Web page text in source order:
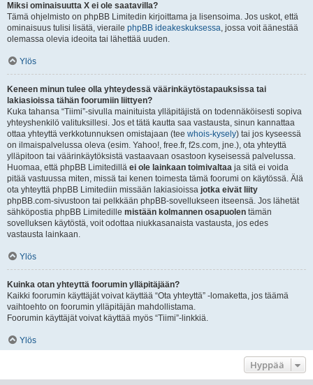
Miksi ominaisuutta X ei ole saatavilla?
Tämä ohjelmisto on phpBB Limitedin kirjoittama ja lisensoima. Jos uskot, että
ominaisuus tulisi lisätä, vieraile phpBB ideakeskuksessa, jossa voit äänestää
olemassa olevia ideoita tai lähettää uuden.
Ylös
Keneen minun tulee olla yhteydessä väärinkäytöstapauksissa tai
lakiasioissa tähän foorumiin liittyen?
Kuka tahansa “Tiimi”-sivulla mainituista ylläpitäjistä on todennäköisesti sopiva
yhteyshenkilö valituksillesi. Jos et tätä kautta saa vastausta, sinun kannattaa
ottaa yhteyttä verkkotunnuksen omistajaan (tee whois-kysely) tai jos kyseessä
on ilmaispalvelussa oleva (esim. Yahoo!, free.fr, f2s.com, jne.), ota yhteyttä
ylläpitoon tai väärinkäytöksistä vastaavaan osastoon kyseisessä palvelussa.
Huomaa, että phpBB Limitedillä ei ole lainkaan toimivaltaa ja sitä ei voida
pitää vastuussa miten, missä tai kenen toimesta tämä foorumi on käytössä. Älä
ota yhteyttä phpBB Limitediin missään lakiasioissa jotka eivät liity
phpBB.com-sivustoon tai pelkkään phpBB-sovellukseen itseensä. Jos lähetät
sähköpostia phpBB Limitedille mistään kolmannen osapuolen tämän
sovelluksen käytöstä, voit odottaa niukkasanaista vastausta, jos edes
vastausta lainkaan.
Ylös
Kuinka otan yhteyttä foorumin ylläpitäjään?
Kaikki foorumin käyttäjät voivat käyttää “Ota yhteyttä” -lomaketta, jos täämä
vaihtoehto on foorumin ylläpitäjän mahdollistama.
Foorumin käyttäjät voivat käyttää myös “Tiimi”-linkkiä.
Ylös
Hyppää